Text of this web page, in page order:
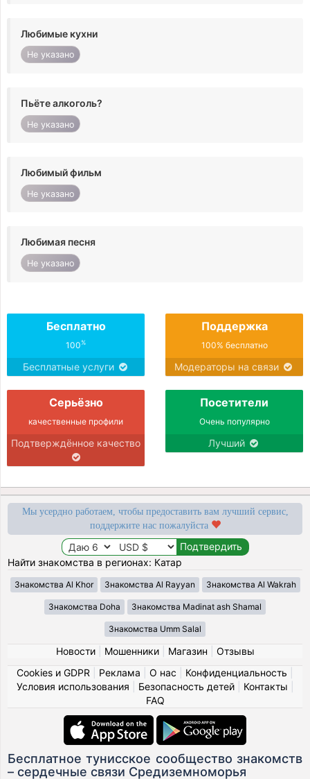
Любимые кухни
Не указано
Пьёте алкоголь?
Не указано
Любимый фильм
Не указано
Любимая песня
Не указано
Бесплатно
100%
Бесплатные услуги
Поддержка
100% бесплатно
Модераторы на связи
Серьёзно
качественные профили
Подтверждённое качество
Посетители
Очень популярно
Лучший
Мы усердно работаем, чтобы предоставить вам лучший сервис,
поддержите нас пожалуйста
Найти знакомства в регионах: Катар
Знакомства Al Khor Знакомства Al Rayyan Знакомства Al Wakrah
Знакомства Doha Знакомства Madinat ash Shamal
Знакомства Umm Salal
Новости| Мошенники| Магазин
Отзывы
Cookies и GDPR
Реклама О нас Конфиденциальность
Условия использования
Безопасность детей| Контакты
FAQ
Бесплатное тунисское сообщество знакомств
– сердечные связи Средиземноморья